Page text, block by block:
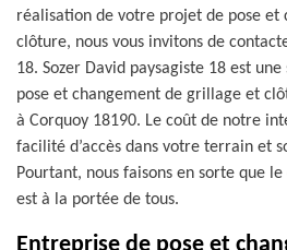
réalisation de votre projet de pose
clôture, nous vous invitons de
18. Sozer David paysagiste 18 est
pose et changement de grillage et
à Corquoy 18190. Le coût de notre
facilité d’accès dans votre terrain et
Pourtant, nous faisons en sorte que
est à la portée de tous.